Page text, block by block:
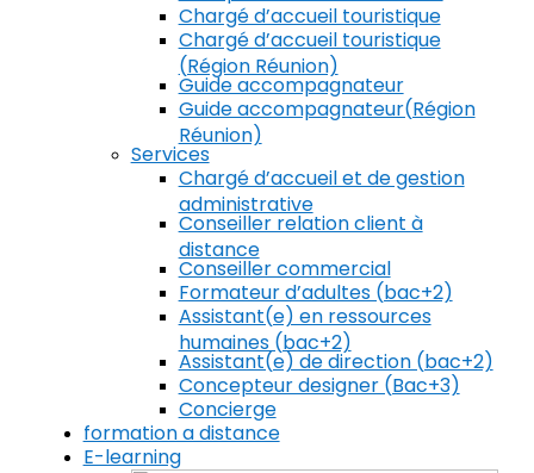
Chargé d’accueil touristique
Chargé d’accueil touristique
(Région Réunion)
Guide accompagnateur
Guide accompagnateur(Région
Réunion)
Services
Chargé d’accueil et de gestion
administrative
Conseiller relation client à
distance
Conseiller commercial
Formateur d’adultes (bac+2)
Assistant(e) en ressources
humaines (bac+2)
Assistant(e) de direction (bac+2)
Concepteur designer (Bac+3)
Concierge
formation a distance
E-learning